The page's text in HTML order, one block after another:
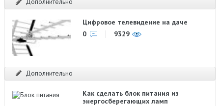
Цифровое телевидение на даче
0
9329
Дополнительно
Как сделать блок питания из
энергосберегающих ламп